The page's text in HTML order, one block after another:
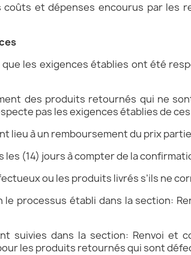
coûts et dépenses encourus par
les exigences établies ont été
des produits retournés qui ne
pas les exigences établies de
lieu à un remboursement du prix
(14) jours à compter de la
ou les produits livrés s’ils ne
processus établi dans la section:
suivies dans la section: Renvoi et
les produits retournés qui sont